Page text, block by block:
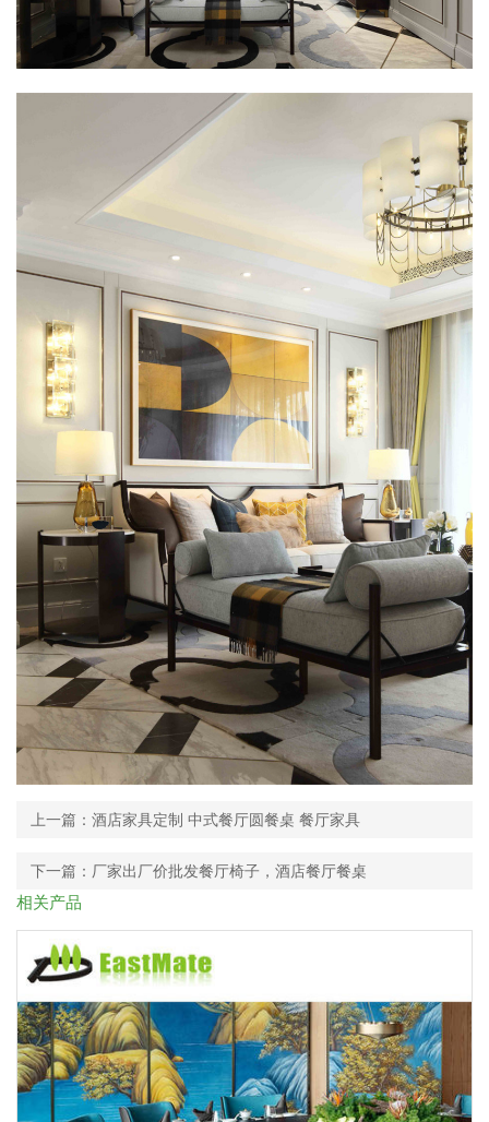
上一篇：酒店家具定制 中式餐厅圆餐桌 餐厅家具
下一篇：厂家出厂价批发餐厅椅子，酒店餐厅餐桌
相关产品